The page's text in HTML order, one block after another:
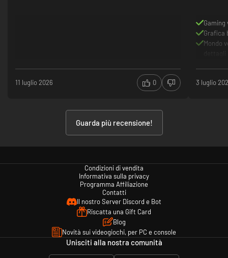
Gli strumenti dedicati forniscono delle utili abilità per un periodo di tempo
limitato. Sono semplici da utilizzare e possono essere selezionati e
11 luglio 2026 0
Grafica
Mondo
3 luglio
Guarda più recensione!
Condizioni di vendita
Informativa sulla privacy
Programma Affiliazione
Contatti
Il nostro Server Discord e Bot
Riscatta una Gift Card
Blog
Novità sui videogiochi, per PC e console
Unisciti alla nostra comunità